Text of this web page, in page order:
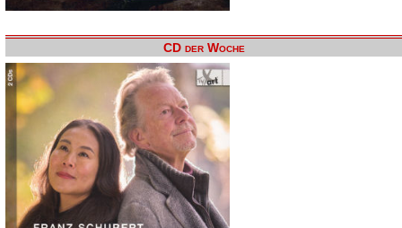
CD der Woche